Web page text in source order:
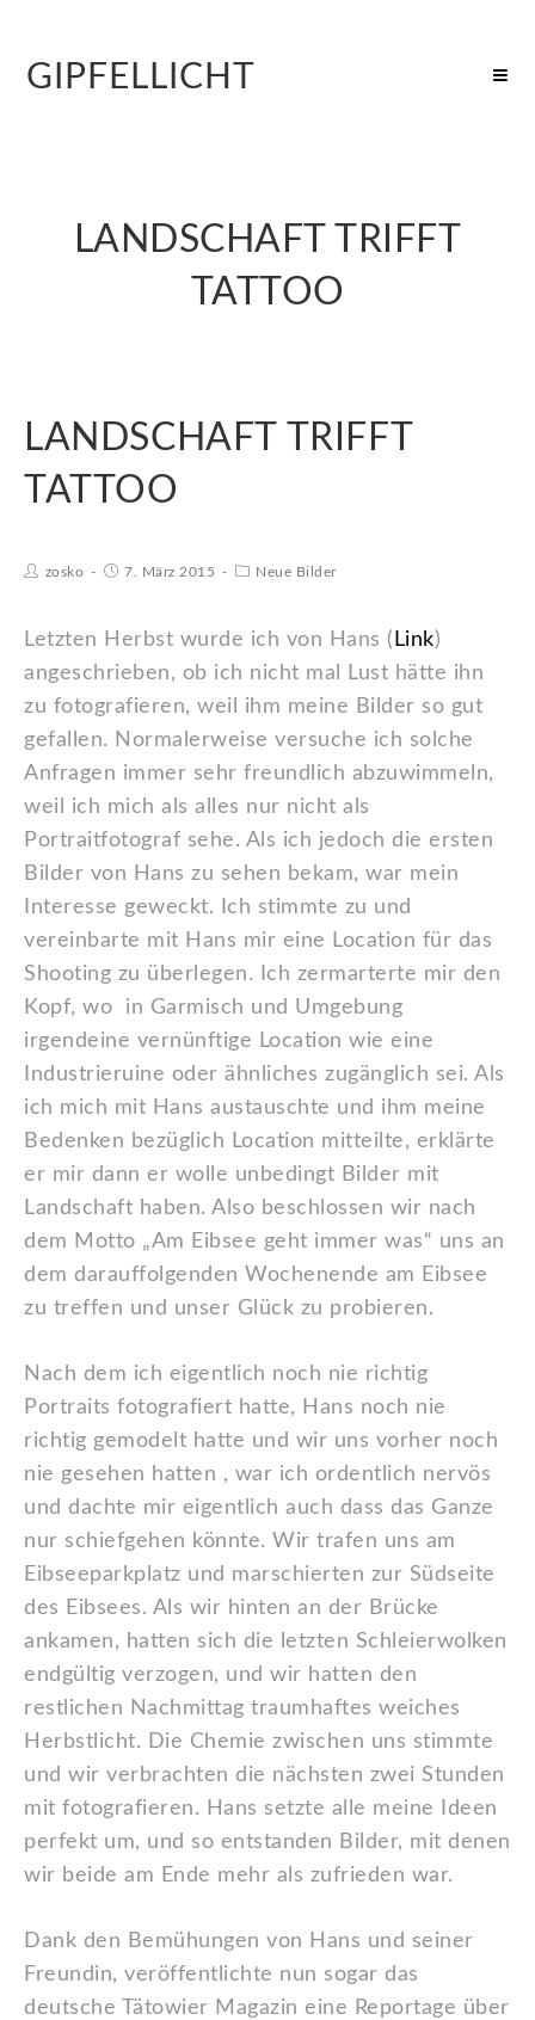
GIPFELLICHT
LANDSCHAFT TRIFFT
TATTOO
LANDSCHAFT TRIFFT
TATTOO
zosko 7. März 2015 Neue Bilder
Letzten Herbst wurde ich von Hans ( Link)
angeschrieben, ob ich nicht mal Lust hätte ihn
zu fotografieren, weil ihm meine Bilder so gut
gefallen. Normalerweise versuche ich solche
Anfragen immer sehr freundlich abzuwimmeln,
weil ich mich als alles nur nicht als
Portraitfotograf sehe. Als ich jedoch die ersten
Bilder von Hans zu sehen bekam, war mein
Interesse geweckt. Ich stimmte zu und
vereinbarte mit Hans mir eine Location für das
Shooting zu überlegen. Ich zermarterte mir den
Kopf, wo in Garmisch und Umgebung
irgendeine vernünftige Location wie eine
Industrieruine oder ähnliches zugänglich sei. Als
ich mich mit Hans austauschte und ihm meine
Bedenken bezüglich Location mitteilte, erklärte
er mir dann er wolle unbedingt Bilder mit
Landschaft haben. Also beschlossen wir nach
dem Motto „Am Eibsee geht immer was“ uns an
dem darauffolgenden Wochenende am Eibsee
zu treffen und unser Glück zu probieren.
Nach dem ich eigentlich noch nie richtig
Portraits fotografiert hatte, Hans noch nie
richtig gemodelt hatte und wir uns vorher noch
nie gesehen hatten , war ich ordentlich nervös
und dachte mir eigentlich auch dass das Ganze
nur schiefgehen könnte. Wir trafen uns am
Eibseeparkplatz und marschierten zur Südseite
des Eibsees. Als wir hinten an der Brücke
ankamen, hatten sich die letzten Schleierwolken
endgültig verzogen, und wir hatten den
restlichen Nachmittag traumhaftes weiches
Herbstlicht. Die Chemie zwischen uns stimmte
und wir verbrachten die nächsten zwei Stunden
mit fotografieren. Hans setzte alle meine Ideen
perfekt um, und so entstanden Bilder, mit denen
wir beide am Ende mehr als zufrieden war.
Dank den Bemühungen von Hans und seiner
Freundin, veröffentlichte nun sogar das
deutsche Tätowier Magazin eine Reportage über